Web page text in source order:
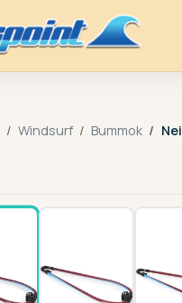
Windsurf Bummok